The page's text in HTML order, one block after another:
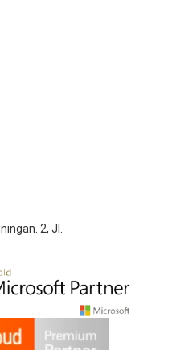
2, Jl.